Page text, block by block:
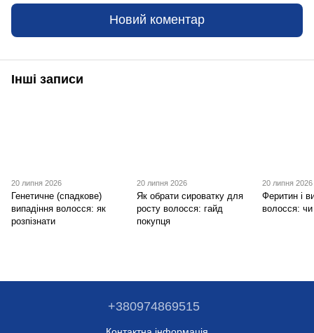
Новий коментар
Інші записи
20 липня 2026
Генетичне (спадкове)
випадіння волосся: як
розпізнати
20 липня 2026
Як обрати сироватку для
росту волосся: гайд
покупця
20 липня 2026
Феритин і
волосся: чи
+380974869515